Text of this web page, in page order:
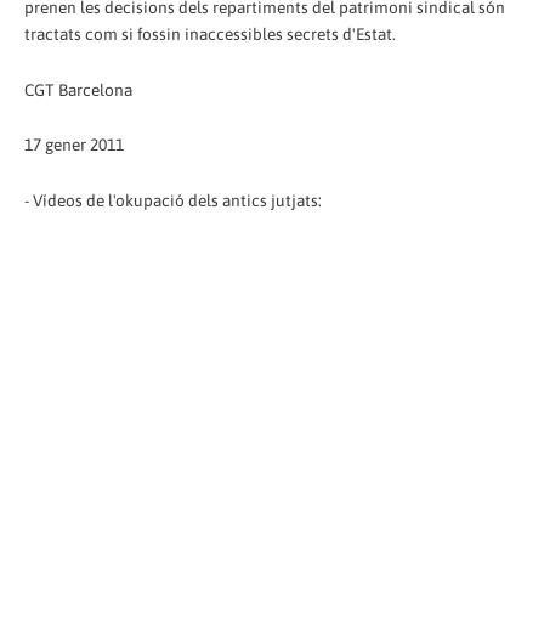
prenen les decisions dels repartiments del patrimoni sindical són
tractats com si fossin inaccessibles secrets d'Estat.
CGT Barcelona
17 gener 2011
- Vídeos de l'okupació dels antics jutjats: